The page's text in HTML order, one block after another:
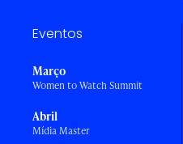
Eventos
Março
Women to Watch Summit
Abril
Mídia Master